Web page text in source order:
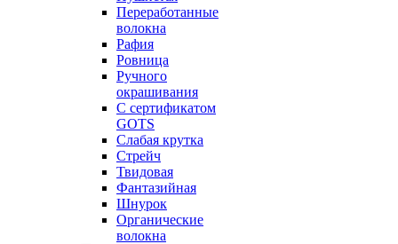
Переработанные
волокна
Рафия
Ровница
Ручного
окрашивания
С сертификатом
GOTS
Слабая крутка
Стрейч
Твидовая
Фантазийная
Шнурок
Органические
волокна